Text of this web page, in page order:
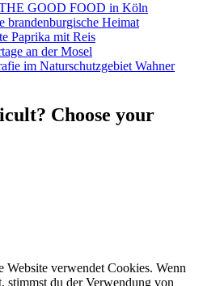
GOOD FOOD in Köln
brandenburgische Heimat
Paprika mit Reis
an der Mosel
im Naturschutzgebiet Wahner
Choose your
Website verwendet Cookies. Wenn
stimmst du der Verwendung von